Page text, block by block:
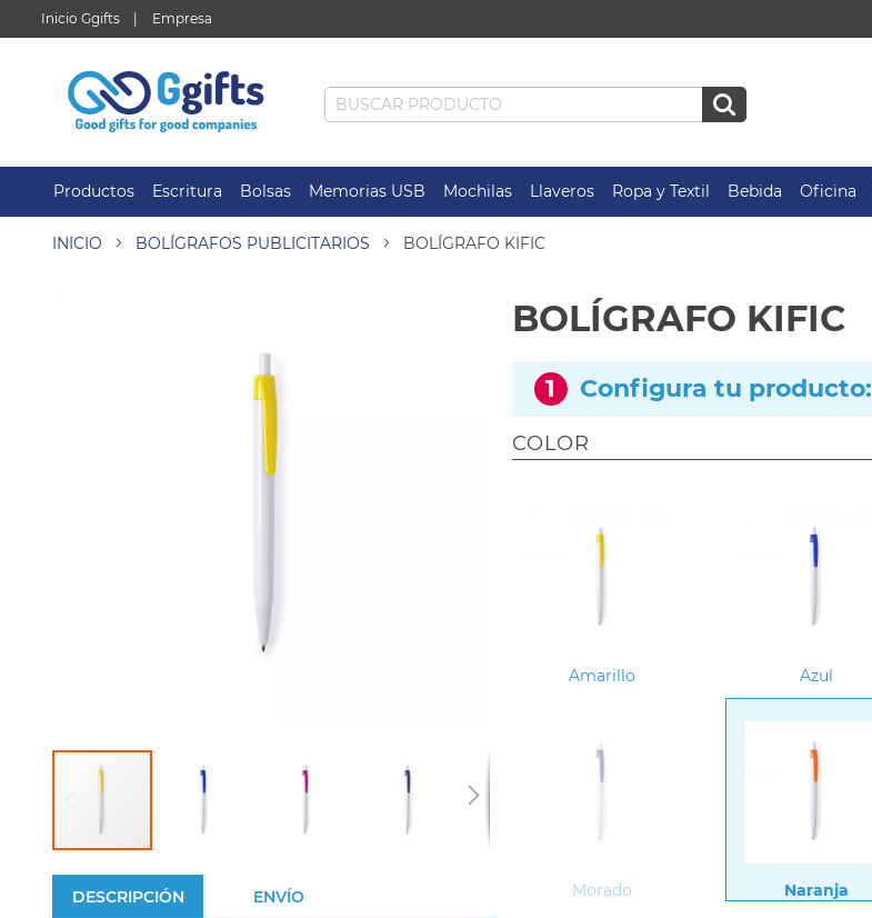
Inicio Ggifts Empresa
Productos Escritura Bolsas Memorias USB Mochilas Llaveros Ropa y Textil Bebida Oficina
INICIO BOLÍGRAFOS PUBLICITARIOS BOLÍGRAFO KIFIC
DESCRIPCIÓN ENVÍO
BOLÍGRAFO KIFIC
1 Configura tu producto:
COLOR
Amarillo Azul
Morado Naranja